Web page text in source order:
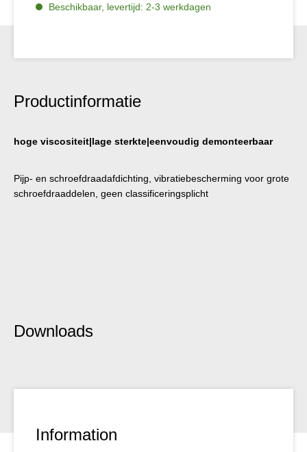
Beschikbaar, levertijd: 2-3 werkdagen
Productinformatie
hoge viscositeit|lage sterkte|eenvoudig demonteerbaar
Pijp- en schroefdraadafdichting, vibratiebescherming voor grote
schroefdraaddelen, geen classificeringsplicht
Downloads
Information